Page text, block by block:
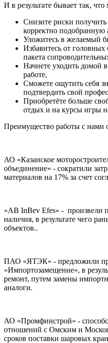
И в результате бывает так,
Снизите риски
корректно подобранную
Уложитесь в желаемый
Избавитесь от
пакета
Начнете уходить домой
работе,
Сможете ощутить себя
подтвердить свой
Приобретёте больше
отдых и на курсы игры
Преимущество работы с нами
АО «Казанское
объединение» - сократили
материалов на 17% за счет
«AB InBev Efes» - произвели
наличия, в результате чего
объектов..
ПАО «ЯТЭК» - предложили
«Импортозамещение», в
ремонт, путем замены
аналоги.
АО «Промфинстрой» -
отношений с Омским и
сроков поставки шаровых